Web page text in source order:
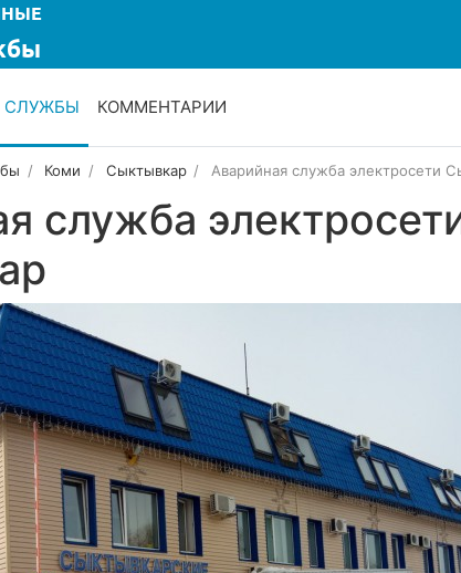
СЛУЖБЫ КОММЕНТАРИИ
Коми Сыктывкар Аварийная служба электросети
служба